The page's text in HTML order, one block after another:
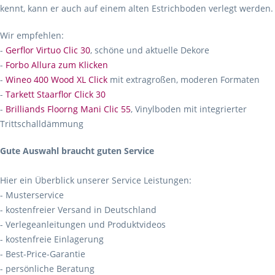
kennt, kann er auch auf einem alten Estrichboden verlegt werden.
Wir empfehlen:
- Gerflor Virtuo Clic 30, schöne und aktuelle Dekore
- Forbo Allura zum Klicken
- Wineo 400 Wood XL Click mit extragroßen, moderen Formaten
- Tarkett Staarflor Click 30
- Brilliands Floorng Mani Clic 55, Vinylboden mit integrierter
Trittschalldämmung
Gute Auswahl braucht guten Service
Hier ein Überblick unserer Service Leistungen:
- Musterservice
- kostenfreier Versand in Deutschland
- Verlegeanleitungen und Produktvideos
- kostenfreie Einlagerung
- Best-Price-Garantie
- persönliche Beratung